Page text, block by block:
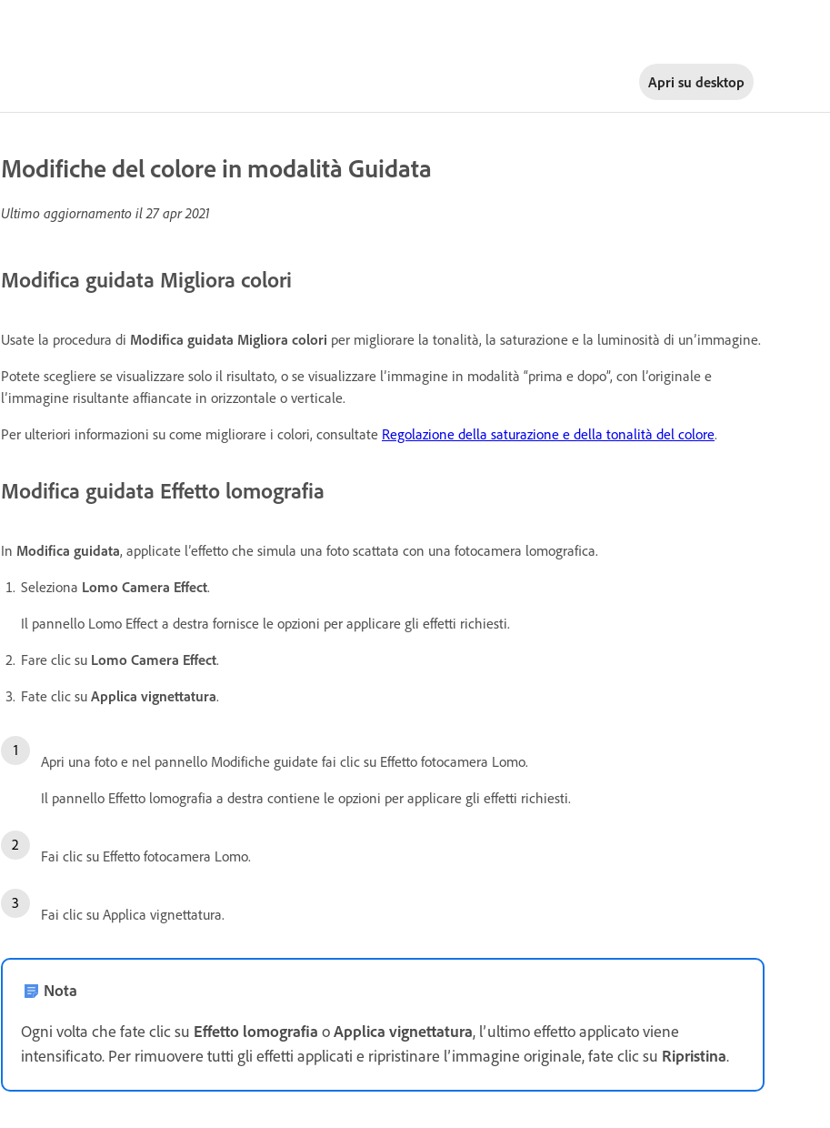
Apri su desktop
Modifiche del colore in modalità Guidata
Ultimo aggiornamento il27 apr 2021
Modifica guidata Migliora colori
Usate la procedura di Modifica guidata Migliora colori per migliorare la tonalità, la saturazione e la luminosità di un’immagine.
Potete scegliere se visualizzare solo il risultato, o se visualizzare l’immagine in modalità “prima e dopo”, con l’originale e
l’immagine risultante affiancate in orizzontale o verticale.
Per ulteriori informazioni su come migliorare i colori, consultate Regolazione della saturazione e della tonalità del colore.
Modifica guidata Effetto lomografia
In Modifica guidata, applicate l’effetto che simula una foto scattata con una fotocamera lomografica.
Seleziona Lomo Camera Effect.
Il pannello Lomo Effect a destra fornisce le opzioni per applicare gli effetti richiesti.
Fare clic su Lomo Camera Effect.
Fate clic su Applica vignettatura.
Apri una foto e nel pannello Modifiche guidate fai clic su Effetto fotocamera Lomo.
Il pannello Effetto lomografia a destra contiene le opzioni per applicare gli effetti richiesti.
Fai clic su Effetto fotocamera Lomo.
Fai clic su Applica vignettatura.
Nota
Ogni volta che fate clic su Effetto lomografia oApplica vignettatura, l’ultimo effetto applicato viene
intensificato. Per rimuovere tutti gli effetti applicati e ripristinare l’immagine originale, fate clic su Ripristina.